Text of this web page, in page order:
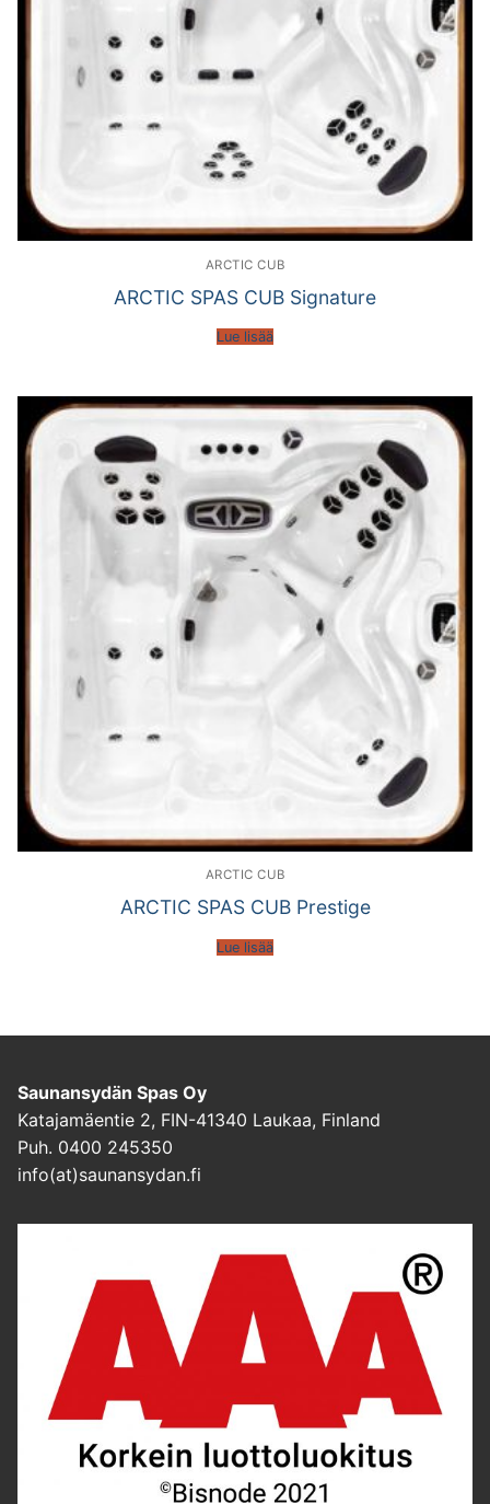
ARCTIC CUB
ARCTIC SPAS CUB Signature
Lue lisää
ARCTIC CUB
ARCTIC SPAS CUB Prestige
Lue lisää
Saunansydän Spas Oy
Katajamäentie 2, FIN-41340 Laukaa, Finland
Puh. 0400 245350
info(at)saunansydan.fi